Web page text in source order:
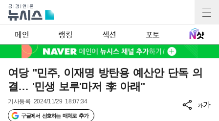
메인 랭킹 섹션 포토
여당 "민주, 이재명 방탄용 예산안 단독 의
결… '민생 보루'마저 李 아래"
기사등록 2024/11/29 18:07:34
구글에서 선호하는 매체로 추가
가가